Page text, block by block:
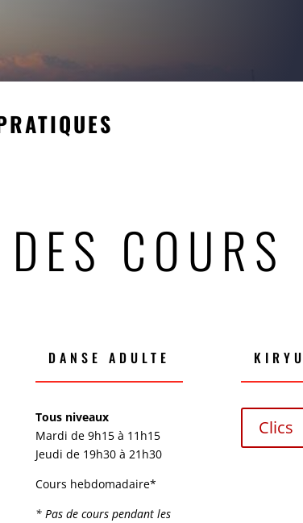
COURS
DANSE ADULTE
Tous niveaux
Mardi de 9h15 à 11h15
Jeudi de 19h30 à 21h30
Cours hebdomadaire*
* Pas de cours pendant les
Clics